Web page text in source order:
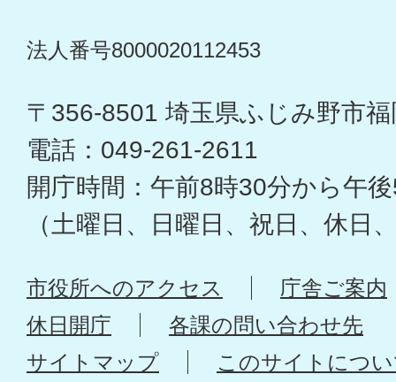
法人番号8000020112453
〒356-8501 埼玉県ふじみ野市
電話：049-261-2611
開庁時間：午前8時30分から午
（土曜日、日曜日、祝日、休日
市役所へのアクセス
庁舎ご案内
休日開庁
各課の問い合わせ先
サイトマップ
このサイトにつ